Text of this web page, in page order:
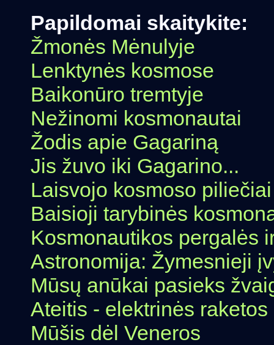
Papildomai skaitykite:
Žmonės Mėnulyje
Lenktynės kosmose
Baikonūro tremtyje
Nežinomi kosmonautai
Žodis apie Gagariną
Jis žuvo iki Gagarino...
Laisvojo kosmoso piliečiai
Baisioji tarybinės
Kosmonautikos pergalės
Astronomija: Žymesnieji
Mūsų anūkai pasieks
Ateitis - elektrinės raketos
Mūšis dėl Veneros